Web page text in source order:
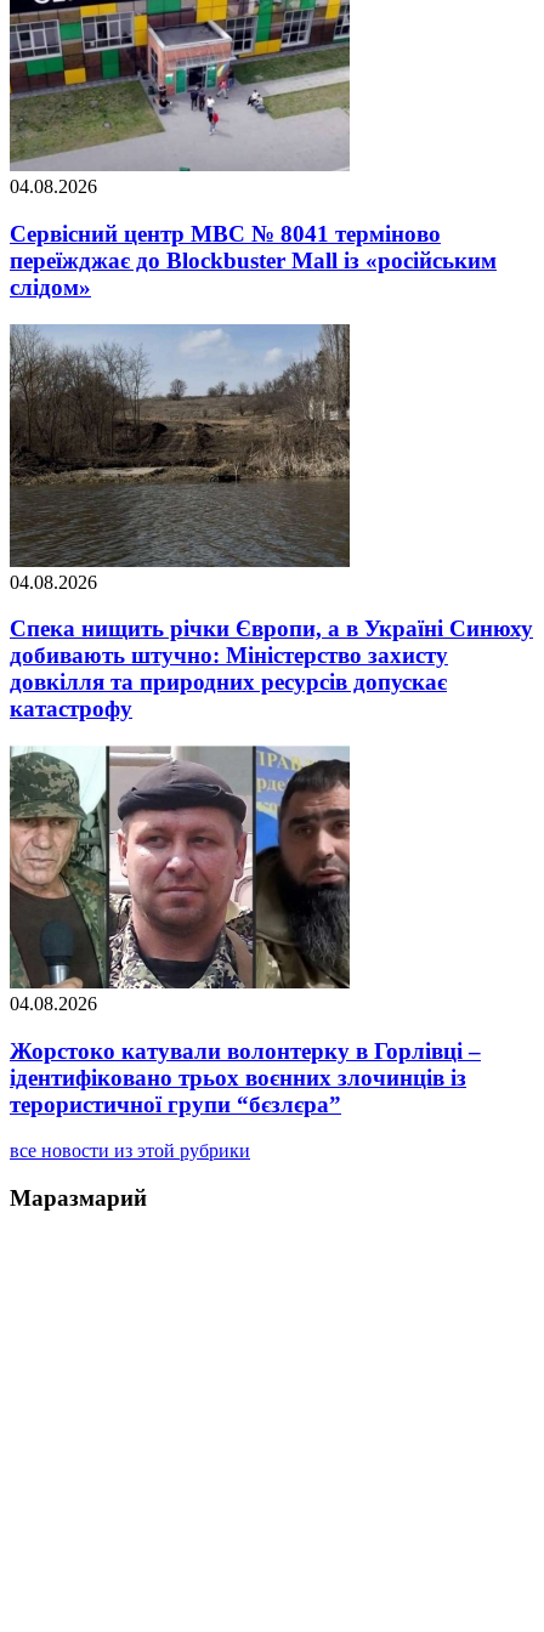
04.08.2026
Сервісний центр МВС № 8041 терміново
переїжджає до Blockbuster Mall із «російським
слідом»
04.08.2026
Спека нищить річки Європи, а в Україні Синюху
добивають штучно: Міністерство захисту
довкілля та природних ресурсів допускає
катастрофу
04.08.2026
Жорстоко катували волонтерку в Горлівці –
ідентифіковано трьох воєнних злочинців із
терористичної групи “бєзлєра”
все новости из этой рубрики
Маразмарий